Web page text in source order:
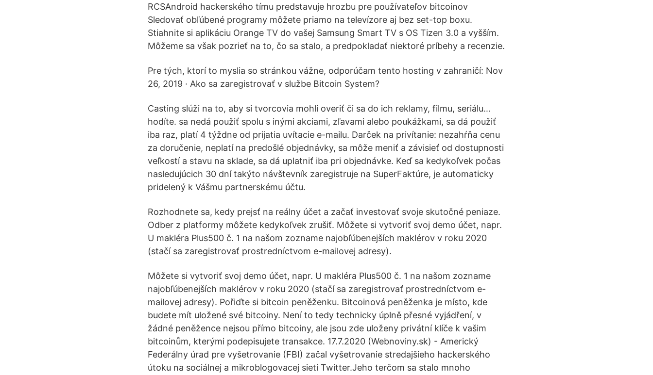
RCSAndroid hackerského tímu predstavuje hrozbu pre používateľov bitcoinov
Sledovať obľúbené programy môžete priamo na televízore aj bez set-top boxu.
Stiahnite si aplikáciu Orange TV do vašej Samsung Smart TV s OS Tizen 3.0 a vyšším.
Môžeme sa však pozrieť na to, čo sa stalo, a predpokladať niektoré príbehy a recenzie.
Pre tých, ktorí to myslia so stránkou vážne, odporúčam tento hosting v zahraničí: Nov
26, 2019 · Ako sa zaregistrovať v službe Bitcoin System?
Casting slúži na to, aby si tvorcovia mohli overiť či sa do ich reklamy, filmu, seriálu…
hodíte. sa nedá použiť spolu s inými akciami, zľavami alebo poukážkami, sa dá použiť
iba raz, platí 4 týždne od prijatia uvítacie e-mailu. Darček na privítanie: nezahŕňa cenu
za doručenie, neplatí na predošlé objednávky, sa môže meniť a závisieť od dostupnosti
veľkostí a stavu na sklade, sa dá uplatniť iba pri objednávke. Keď sa kedykoľvek počas
nasledujúcich 30 dní takýto návštevník zaregistruje na SuperFaktúre, je automaticky
pridelený k Vášmu partnerskému účtu.
Rozhodnete sa, kedy prejsť na reálny účet a začať investovať svoje skutočné peniaze.
Odber z platformy môžete kedykoľvek zrušiť. Môžete si vytvoriť svoj demo účet, napr.
U makléra Plus500 č. 1 na našom zozname najobľúbenejších maklérov v roku 2020
(stačí sa zaregistrovať prostredníctvom e-mailovej adresy).
Môžete si vytvoriť svoj demo účet, napr. U makléra Plus500 č. 1 na našom zozname
najobľúbenejších maklérov v roku 2020 (stačí sa zaregistrovať prostredníctvom e-
mailovej adresy). Pořiďte si bitcoin peněženku. Bitcoinová peněženka je místo, kde
budete mít uložené své bitcoiny. Není to tedy technicky úplně přesné vyjádření, v
žádné peněžence nejsou přímo bitcoiny, ale jsou zde uloženy privátní klíče k vašim
bitcoinům, kterými podepisujete transakce. 17.7.2020 (Webnoviny.sk) - Americký
Federálny úrad pre vyšetrovanie (FBI) začal vyšetrovanie stredajšieho hackerského
útoku na sociálnej a mikroblogovacej sieti Twitter.Jeho terčom sa stalo mnoho